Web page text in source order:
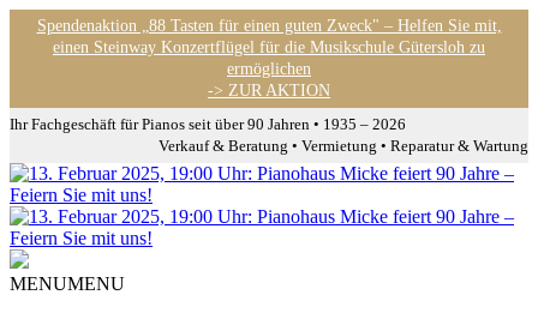
Spendenaktion „88 Tasten für einen guten Zweck" – Helfen Sie mit,
einen Steinway Konzertflügel für die Musikschule Gütersloh zu
ermöglichen
-> ZUR AKTION
Ihr Fachgeschäft für Pianos seit über 90 Jahren • 1935 – 2026
Verkauf & Beratung • Vermietung • Reparatur & Wartung
MENUMENU